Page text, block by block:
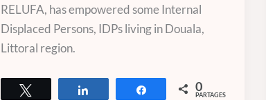
RELUFA, has empowered some Internal
Displaced Persons, IDPs living in Douala,
Littoral region.
Partagez 0
PARTAGES